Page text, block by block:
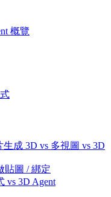
概覽
成 3D vs 多視圖 vs 3D
貼圖 / 綁定
vs 3D Agent